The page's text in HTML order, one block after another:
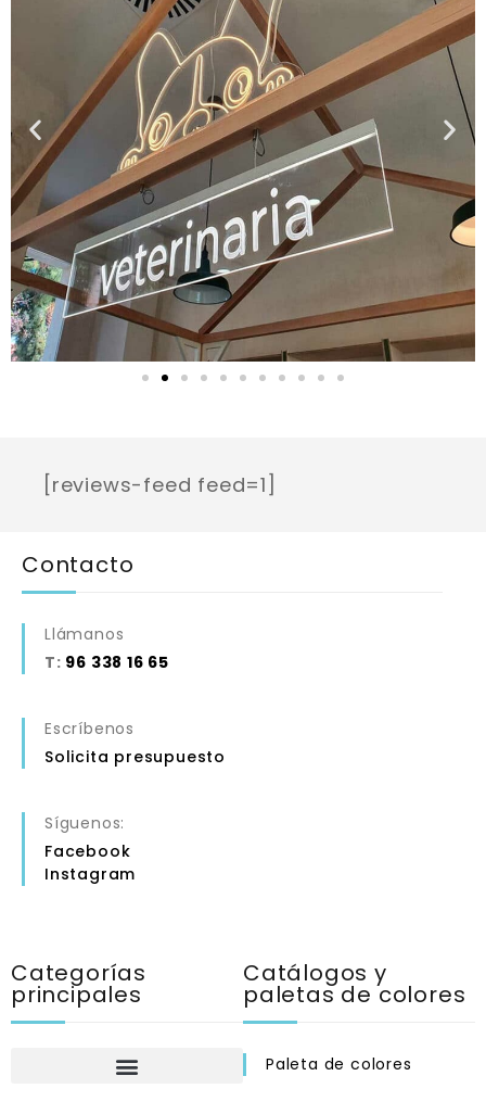
[reviews-feed feed=1]
Contacto
Llámanos
T: 96 338 16 65
Escríbenos
Solicita presupuesto
Síguenos:
Facebook
Instagram
Catálogos y
paletas de colores
Paleta de colores
Categorías
principales